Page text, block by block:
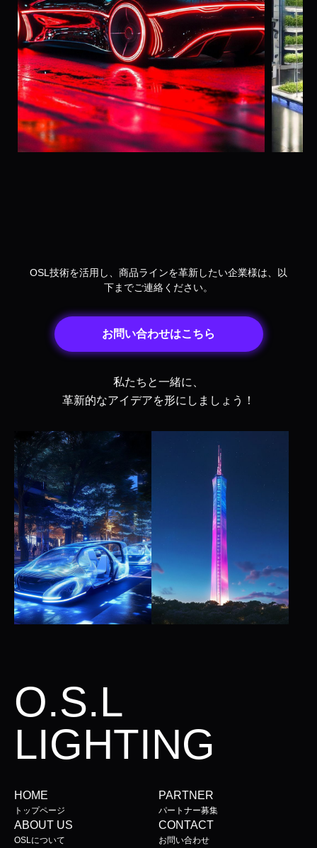
OSL技術を活用し、商品ラインを革新したい企業様は、以
下までご連絡ください。
お問い合わせはこちら
私たちと一緒に、
革新的なアイデアを形にしましょう！
O.S.L
LIGHTING
HOME
トップページ
PARTNER
パートナー募集
ABOUT US
OSLについて
CONTACT
お問い合わせ